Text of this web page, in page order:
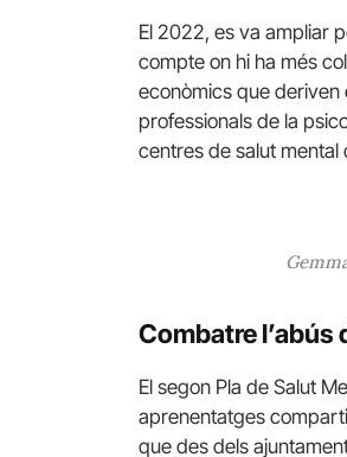
El 2022, es va ampliar
compte on hi ha més
econòmics que deriven
professionals de la
centres de salut mental
Combatre l’abús
El segon Pla de Salut
aprenentatges
que des dels